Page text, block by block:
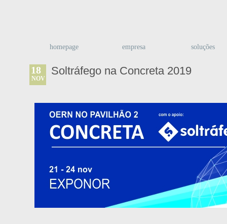
homepage empresa soluções
18
NOV
Soltráfego na Concreta 2019